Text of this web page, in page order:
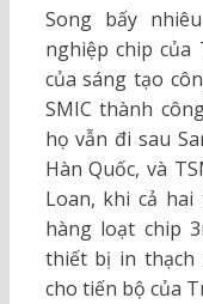
Song bấy
nghiệp chip
của sáng tạo
SMIC thành
họ vẫn đi sau
Hàn Quốc, và
Loan, khi cả
hàng loạt chip
thiết bị in thạch
cho tiến bộ của